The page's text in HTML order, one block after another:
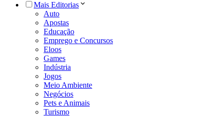
Mais Editorias
Auto
Apostas
Educação
Emprego e Concursos
Eloos
Games
Indústria
Jogos
Meio Ambiente
Negócios
Pets e Animais
Turismo